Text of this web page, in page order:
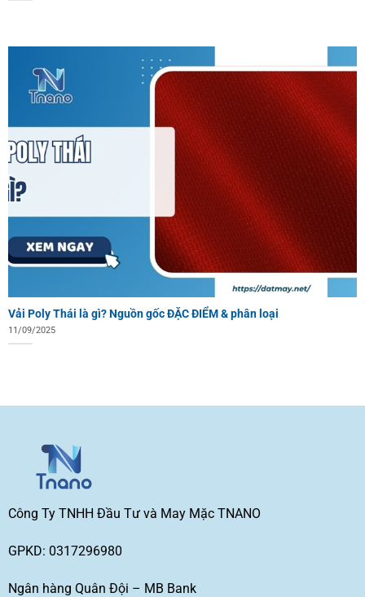
Vải Poly Thái là gì? Nguồn gốc ĐẶC ĐIỂM & phân loại
11/09/2025
Công Ty TNHH Đầu Tư và May Mặc TNANO
GPKD: 0317296980
Ngân hàng Quân Đội – MB Bank